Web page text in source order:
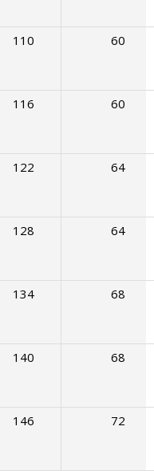
110 60
116 60
122 64
128 64
134 68
140 68
146 72